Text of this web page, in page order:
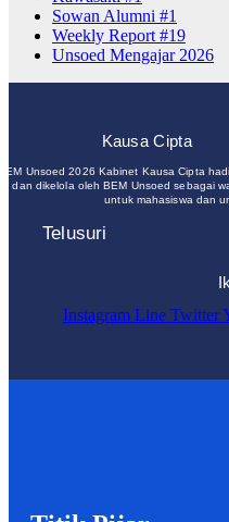
Sowan Alumni #1
Weekly Report #19
Unsoed Mengajar 2026
Kausa Cipta
Unsoed 2026 Kabinet Kausa Cipta
dan dikelola oleh BEM Unsoed sebagai
untuk mahasiswa dan
Telusuri
Instagram Line Twitter